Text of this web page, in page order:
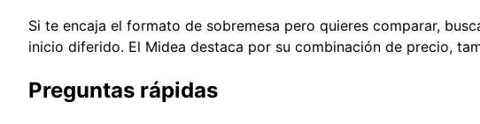
Si te encaja el formato de sobremesa pero quieres comparar,
inicio diferido. El Midea destaca por su combinación de precio,
Preguntas rápidas